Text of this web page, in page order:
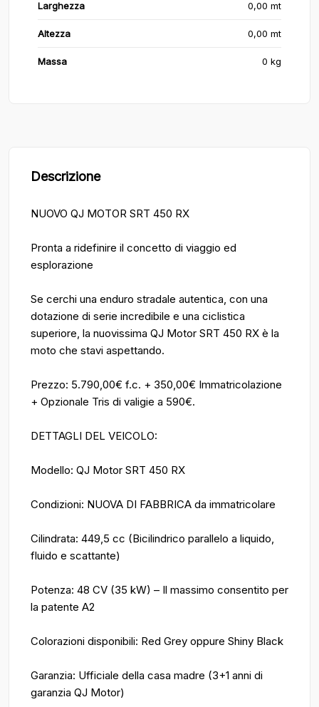
Larghezza 0,00 mt
Altezza 0,00 mt
Massa 0 kg
Descrizione
NUOVO QJ MOTOR SRT 450 RX
Pronta a ridefinire il concetto di viaggio ed
esplorazione
Se cerchi una enduro stradale autentica, con una
dotazione di serie incredibile e una ciclistica
superiore, la nuovissima QJ Motor SRT 450 RX è la
moto che stavi aspettando.
Prezzo: 5.790,00€ f.c. + 350,00€ Immatricolazione
+ Opzionale Tris di valigie a 590€.
DETTAGLI DEL VEICOLO:
Modello: QJ Motor SRT 450 RX
Condizioni: NUOVA DI FABBRICA da immatricolare
Cilindrata: 449,5 cc (Bicilindrico parallelo a liquido,
fluido e scattante)
Potenza: 48 CV (35 kW) – Il massimo consentito per
la patente A2
Colorazioni disponibili: Red Grey oppure Shiny Black
Garanzia: Ufficiale della casa madre (3+1 anni di
garanzia QJ Motor)